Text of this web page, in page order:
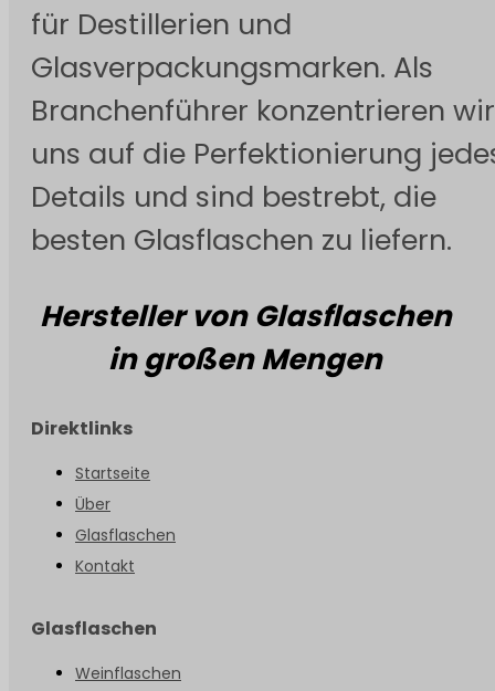
für Destillerien und
Glasverpackungsmarken. Als
Branchenführer konzentrieren wir
uns auf die Perfektionierung
Details und sind bestrebt, die
besten Glasflaschen zu liefern.
Hersteller von Glasflaschen
in großen Mengen
Direktlinks
Startseite
Über
Glasflaschen
Kontakt
Glasflaschen
Weinflaschen